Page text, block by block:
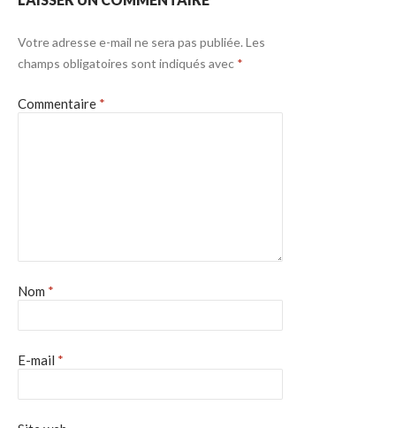
Votre adresse e-mail ne sera pas publiée. Les
champs obligatoires sont indiqués avec *
Commentaire *
Nom *
E-mail *